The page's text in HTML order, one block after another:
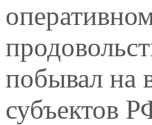
побывал на
субъектов